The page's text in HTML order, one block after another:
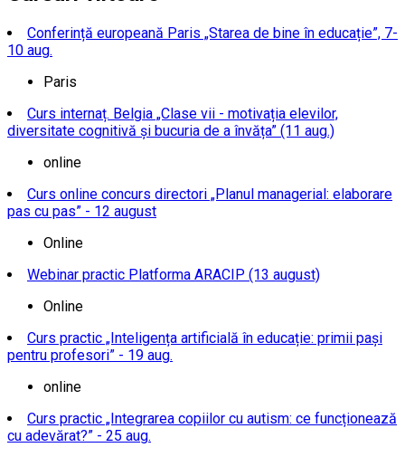
Conferință europeană Paris „Starea de bine în educație”, 7-
10 aug.
Paris
Curs internaț. Belgia „Clase vii - motivația elevilor,
diversitate cognitivă și bucuria de a învăța” (11 aug.)
online
Curs online concurs directori „Planul managerial: elaborare
pas cu pas” - 12 august
Online
Webinar practic Platforma ARACIP (13 august)
Online
Curs practic „Inteligența artificială în educație: primii pași
pentru profesori” - 19 aug.
online
Curs practic „Integrarea copiilor cu autism: ce funcționează
cu adevărat?” - 25 aug.